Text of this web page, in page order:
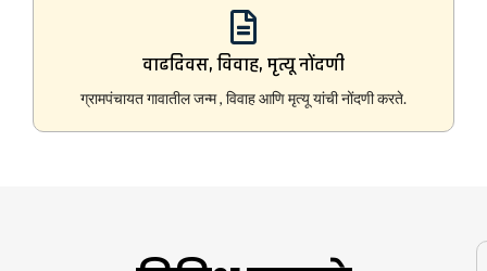
वाढदिवस, विवाह, मृत्यू नोंदणी
ग्रामपंचायत गावातील जन्म , विवाह आणि मृत्यू यांची नोंदणी करते.